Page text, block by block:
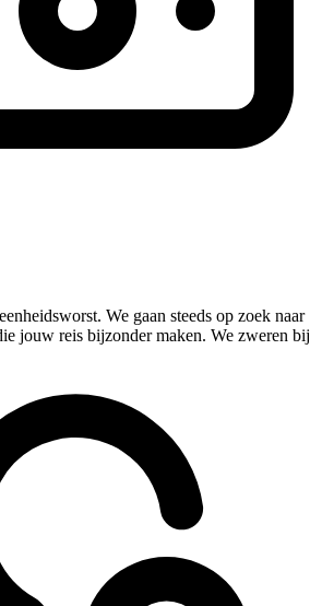
We gaan steeds op zoek naar
jouw reis bijzonder maken. We zweren bij